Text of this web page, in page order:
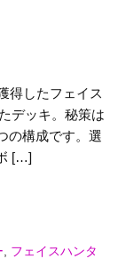
得したフェイス
デッキ。秘策は
の構成です。選
[…]
, フェイスハンタ